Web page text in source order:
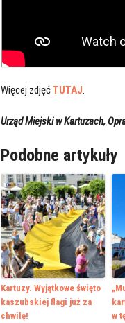
Więcej zdjęćTUTAJ.
Urząd Miejski w Kartuzach,
Podobne artykuły
Kartuzy. Wyjątkowe święto
kaszubskiej flagi już za
chwilę!
w